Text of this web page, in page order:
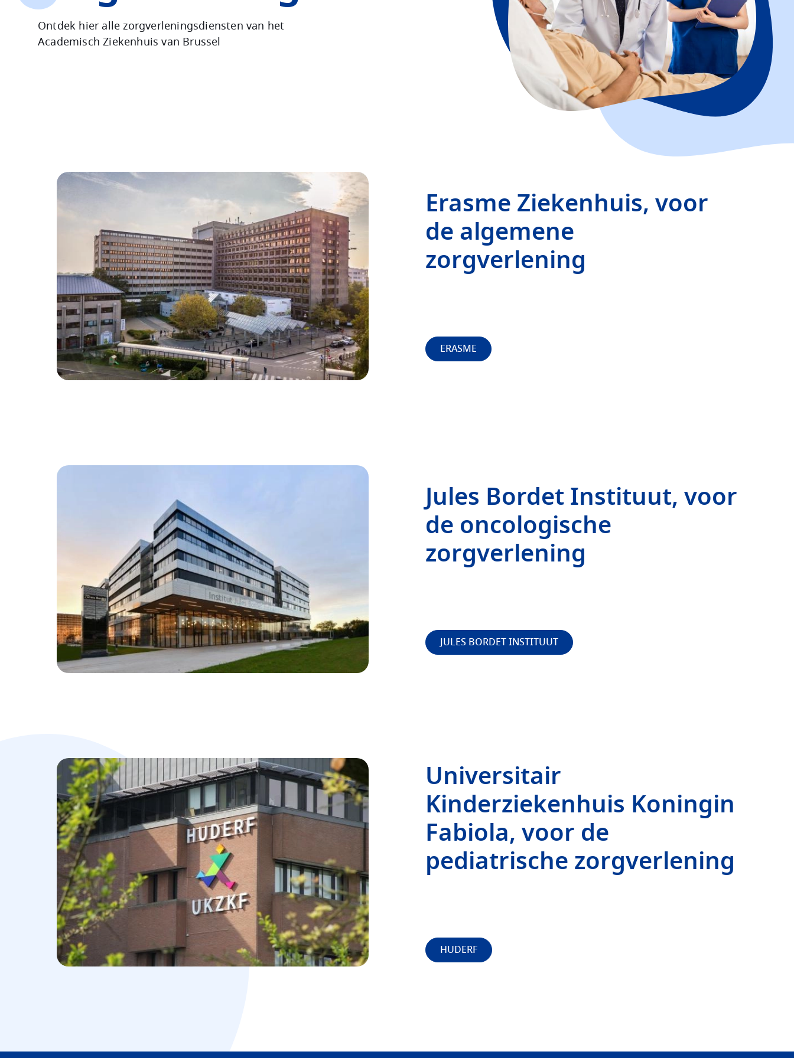
Ontdek hier alle zorgverleningsdiensten van het
Academisch Ziekenhuis van Brussel
Image
Erasme Ziekenhuis, voor
de algemene
zorgverlening
ERASME
Image
Jules Bordet Instituut, voor
de oncologische
zorgverlening
JULES BORDET INSTITUUT
Image
Universitair
Kinderziekenhuis Koningin
Fabiola, voor de
pediatrische zorgverlening
HUDERF